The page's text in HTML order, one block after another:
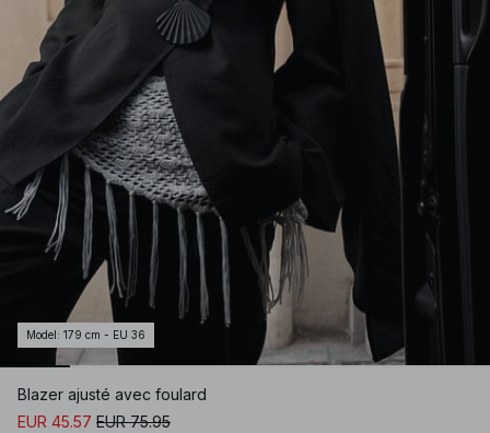
Model : 179 cm - EU 36
Blazer ajusté avec foulard
EUR 45.57 EUR 75.95